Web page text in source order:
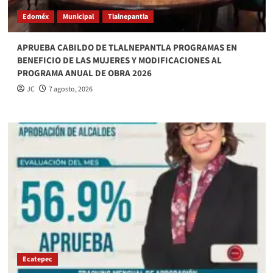
Edoméx Municipal Tlalnepantla
APRUEBA CABILDO DE TLALNEPANTLA PROGRAMAS EN
BENEFICIO DE LAS MUJERES Y MODIFICACIONES AL
PROGRAMA ANUAL DE OBRA 2026
JC 7 agosto, 2026
Ecatepec